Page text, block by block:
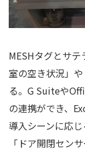
MESHタグとサ
室の空き状況」
る。G Suiteや
の連携ができ、
導入シーンに応
「ドア開閉セン